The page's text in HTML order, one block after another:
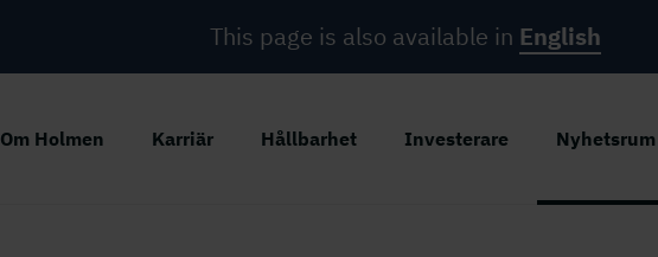
Om Holmen Karriär Hållbarhet Investerare Nyhetsrum
This page is also available in English